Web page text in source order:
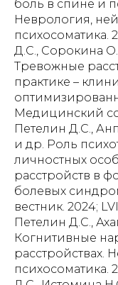
боль в спине и
Неврология,
психосоматика.
Д.С., Сорокина
Тревожные
практике –
Медицинский
Петелин Д.С.,
и др. Роль
личностных
расстройств в
болевых
вестник. 2024;
Петелин Д.С.,
Когнитивные
расстройствах.
психосоматика.